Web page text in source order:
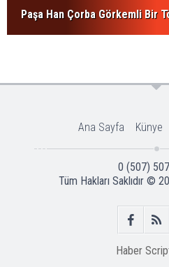
Paşa Han Çorba Görkemli Bir
Ana Sayfa Künye
0 (507)
Tüm Hakları Saklıdır ©
Haber